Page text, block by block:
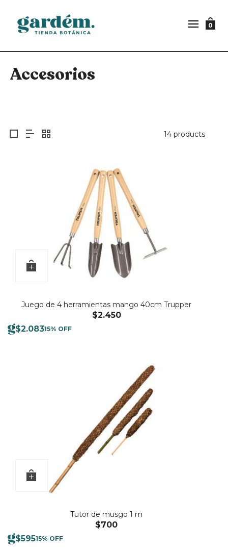
0
Accesorios
14 products
Juego de 4 herramientas mango 40cm Trupper
$2.450
$2.08315% OFF
Tutor de musgo 1 m
$700
$59515% OFF